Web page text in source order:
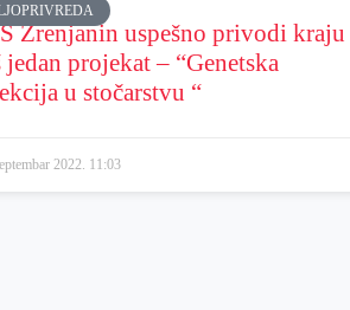
Zrenjanin uspešno privodi kraju
jedan projekat – “Genetska
u stočarstvu “
2022. 11:03